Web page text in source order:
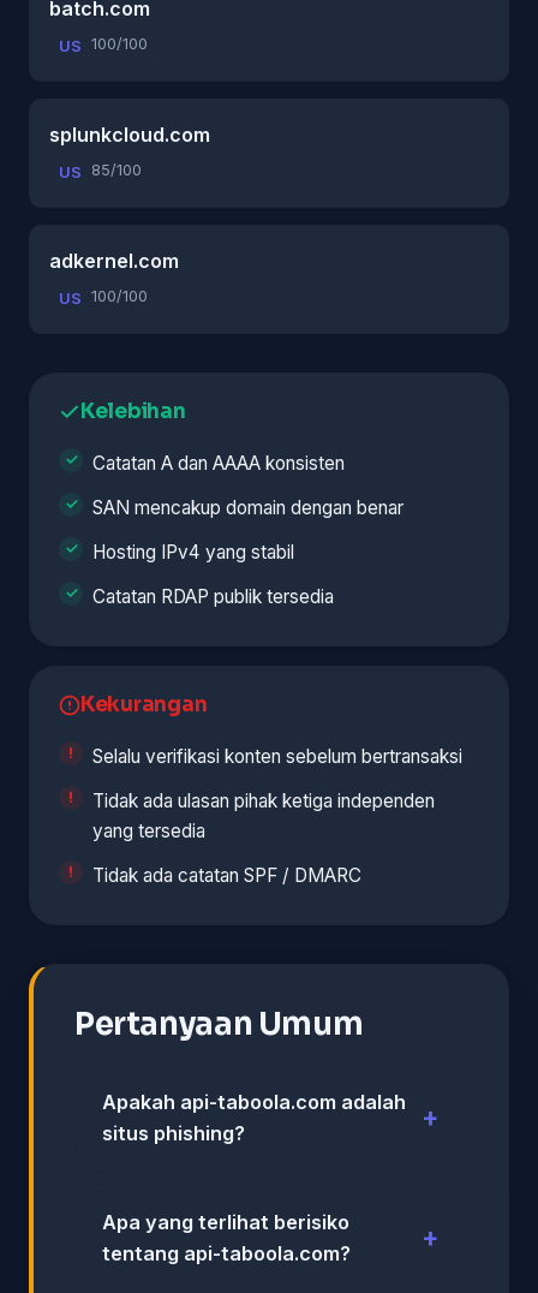
batch.com
US 100/100
splunkcloud.com
US 85/100
adkernel.com
US 100/100
Kelebihan
Catatan A dan AAAA konsisten
SAN mencakup domain dengan benar
Hosting IPv4 yang stabil
Catatan RDAP publik tersedia
Kekurangan
Selalu verifikasi konten sebelum bertransaksi
Tidak ada ulasan pihak ketiga independen
yang tersedia
Tidak ada catatan SPF / DMARC
Pertanyaan Umum
Apakah api-taboola.com adalah
situs phishing?
Apa yang terlihat berisiko
tentang api-taboola.com?